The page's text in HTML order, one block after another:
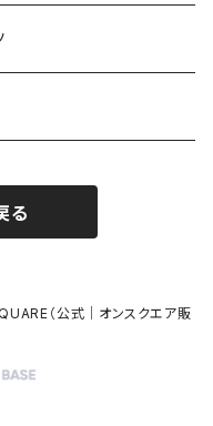
る
（公式｜オンスクエア販